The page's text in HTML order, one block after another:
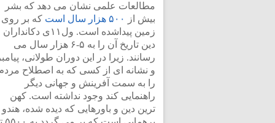
مطالعات علمی نشان می دهد که بشر
بیش از
۵۰۰ هزار سال است
که بر روی
زمین پیداشده است. ول۱۱ی دکانداران
دین تاریخ آن را به ۵-۶ هزار سال می
رسانند. زیرا در این دوران طولانی، پیامبر
و نشانه ای از کسی که به اصطلاح
را به سمت آفرینش و جهانی دیگر
راهنمایی کند وجود نداشته است. کهن
ترین دین و باورهایی که دیده شده، هندو